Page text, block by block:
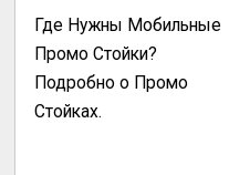
Где Нужны Мобильные
Промо Стойки?
Подробно о Промо
Стойках.